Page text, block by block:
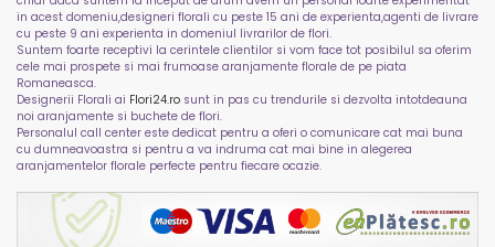
in acest domeniu,designeri florali cu peste 15 ani de experienta,agenti de livrare
cu peste 9 ani experienta in domeniul livrarilor de flori.
Suntem foarte receptivi la cerintele clientilor si vom face tot posibilul sa oferim
cele mai prospete si mai frumoase aranjamente florale de pe piata
Romaneasca.
Designerii Florali ai Flori24.ro sunt in pas cu trendurile si dezvolta intotdeauna
noi aranjamente si buchete de flori.
Personalul call center este dedicat pentru a oferi o comunicare cat mai buna
cu dumneavoastra si pentru a va indruma cat mai bine in alegerea
aranjamentelor florale perfecte pentru fiecare ocazie.